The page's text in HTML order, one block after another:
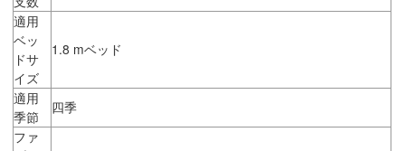
適用
ベッ
ドサ
イズ
1.8 mベッド
適用
季節
四季
ファ